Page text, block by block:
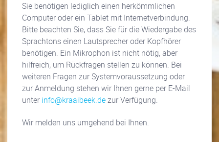
Sie benötigen lediglich einen herkömmlichen
Computer oder ein Tablet mit Internetverbindung.
Bitte beachten Sie, dass Sie für die Wiedergabe des
Sprachtons einen Lautsprecher oder Kopfhörer
benötigen. Ein Mikrophon ist nicht nötig, aber
hilfreich, um Rückfragen stellen zu können. Bei
weiteren Fragen zur Systemvoraussetzung oder
zur Anmeldung stehen wir Ihnen gerne per E-Mail
unter info@kraaibeek.dezur Verfügung.
Wir melden uns umgehend bei Ihnen.